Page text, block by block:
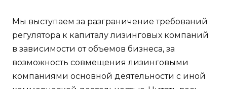
Мы выступаем за разграничение требований
регулятора к капиталу лизинговых компаний
в зависимости от объемов бизнеса, за
возможность совмещения лизинговыми
компаниями основной деятельности с иной